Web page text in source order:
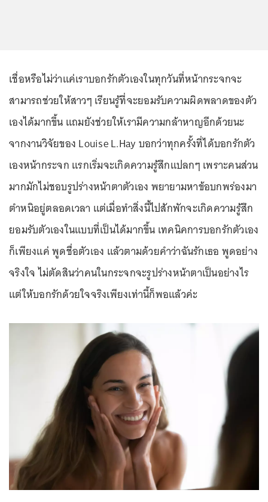
เชื่อหรือไม่ว่าแค่เราบอกรักตัวเองในทุกวันที่หน้ากระจกจะ
สามารถช่วยให้สาวๆ เรียนรู้ที่จะยอมรับความผิดพลาดของตัว
เองได้มากขึ้น แถมยังช่วยให้เรามีความกล้าหาญอีกด้วยนะ
จากงานวิจัยของ Louise L.Hay บอกว่าทุกครั้งที่ได้บอกรักตัว
เองหน้ากระจก แรกเริ่มจะเกิดความรู้สึกแปลกๆ เพราะคนส่วน
มากมักไม่ชอบรูปร่างหน้าตาตัวเอง พยายามหาข้อบกพร่องมา
ตำหนิอยู่ตลอดเวลา แต่เมื่อทำสิ่งนี้ไปสักพักจะเกิดความรู้สึก
ยอมรับตัวเองในแบบที่เป็นได้มากขึ้น เทคนิคการบอกรักตัวเอง
ก็เพียงแค่ พูดชื่อตัวเอง แล้วตามด้วยคำว่าฉันรักเธอ พูดอย่าง
จริงใจ ไม่ตัดสินว่าคนในกระจกจะรูปร่างหน้าตาเป็นอย่างไร
แต่ให้บอกรักด้วยใจจริงเพียงเท่านี้ก็พอแล้วค่ะ